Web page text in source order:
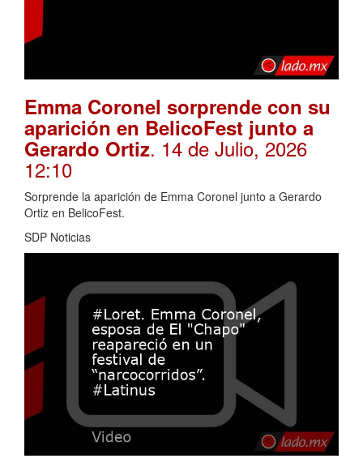
Emma Coronel sorprende con su
aparición en BelicoFest junto a
Gerardo Ortiz. 14 de Julio, 2026
12:10
Sorprende la aparición de Emma Coronel junto a Gerardo
Ortiz en BelicoFest.
SDP Noticias